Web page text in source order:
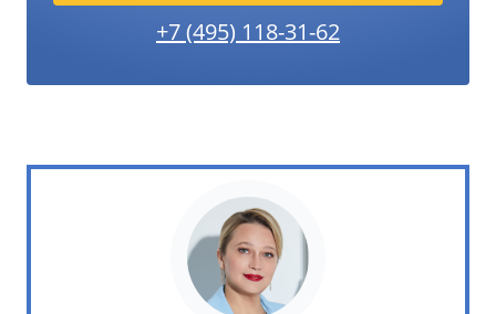
+7 (495) 118-31-62